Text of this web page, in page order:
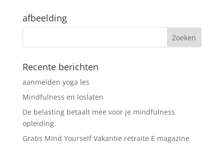
afbeelding
Recente berichten
aanmelden yoga les
Mindfulness en loslaten
De belasting betaalt mee voor je mindfulness
opleiding.
Gratis Mind Yourself Vakantie retraite E magazine